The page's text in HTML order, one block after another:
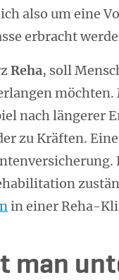
also um eine
erbracht
Reha, soll
nach längerer
zu Kräften.
in einer Reha-
man